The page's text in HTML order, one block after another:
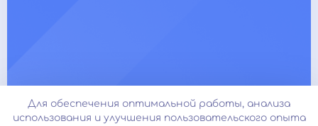
Для обеспечения оптимальной работы, анализа
использования и улучшения пользовательского опыта